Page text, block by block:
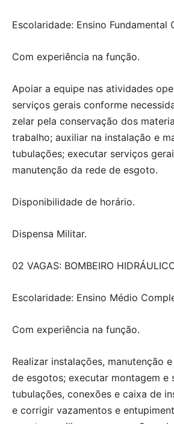
Escolaridade: Ensino Fundamental
Com experiência na função.
Apoiar a equipe nas atividades
serviços gerais conforme
zelar pela conservação dos
trabalho; auxiliar na instalação e
tubulações; executar serviços
manutenção da rede de esgoto.
Disponibilidade de horário.
Dispensa Militar.
02 VAGAS: BOMBEIRO
Escolaridade: Ensino Médio
Com experiência na função.
Realizar instalações, manutenção
de esgotos; executar montagem e
tubulações, conexões e caixa de
e corrigir vazamentos e